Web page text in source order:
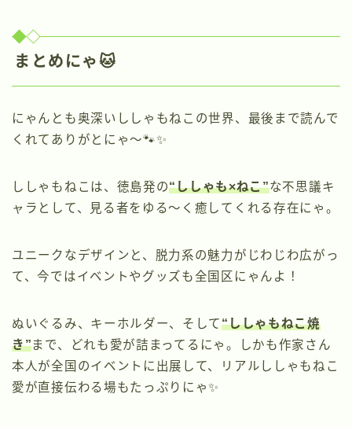
まとめにゃ🐱
にゃんとも奥深いししゃもねこの世界、最後まで読んで
くれてありがとにゃ〜🐾✨
ししゃもねこは、徳島発の“ししゃも×ねこ”な不思議キ
ャラとして、見る者をゆる〜く癒してくれる存在にゃ。
ユニークなデザインと、脱力系の魅力がじわじわ広がっ
て、今ではイベントやグッズも全国区にゃんよ！
ぬいぐるみ、キーホルダー、そして“ししゃもねこ焼
き”まで、どれも愛が詰まってるにゃ。しかも作家さん
本人が全国のイベントに出展して、リアルししゃもねこ
愛が直接伝わる場もたっぷりにゃ✨